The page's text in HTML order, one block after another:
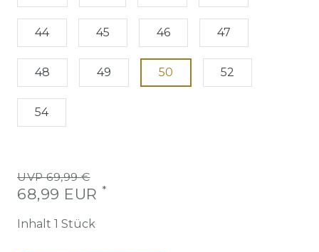
44 45 46 47
48 49 50 52
54
UVP 69,99 €
68,99 EUR *
Inhalt 1 Stück